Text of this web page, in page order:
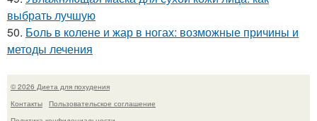
выбрать лучшую
50. Боль в колене и жар в ногах: возможные причины и
методы лечения
© 2026 Диета для похудения
Контакты
Пользовательское соглашение